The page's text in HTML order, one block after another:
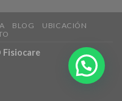
BLOG
UBICACIÓN
Fisiocare